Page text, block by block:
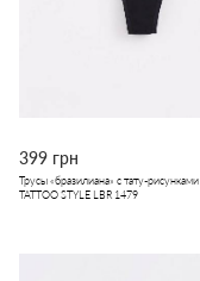
399 грн
Трусы «бразилиана» с тату-рисунками
TATTOO STYLE LBR 1479